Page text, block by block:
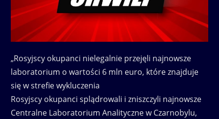
„Rosyjscy okupanci nielegalnie przejęli najnowsze
laboratorium o wartości 6 mln euro, które znajduje
się w strefie wykluczenia
Rosyjscy okupanci splądrowali i zniszczyli najnowsze
Centralne Laboratorium Analityczne w Czarnobylu,